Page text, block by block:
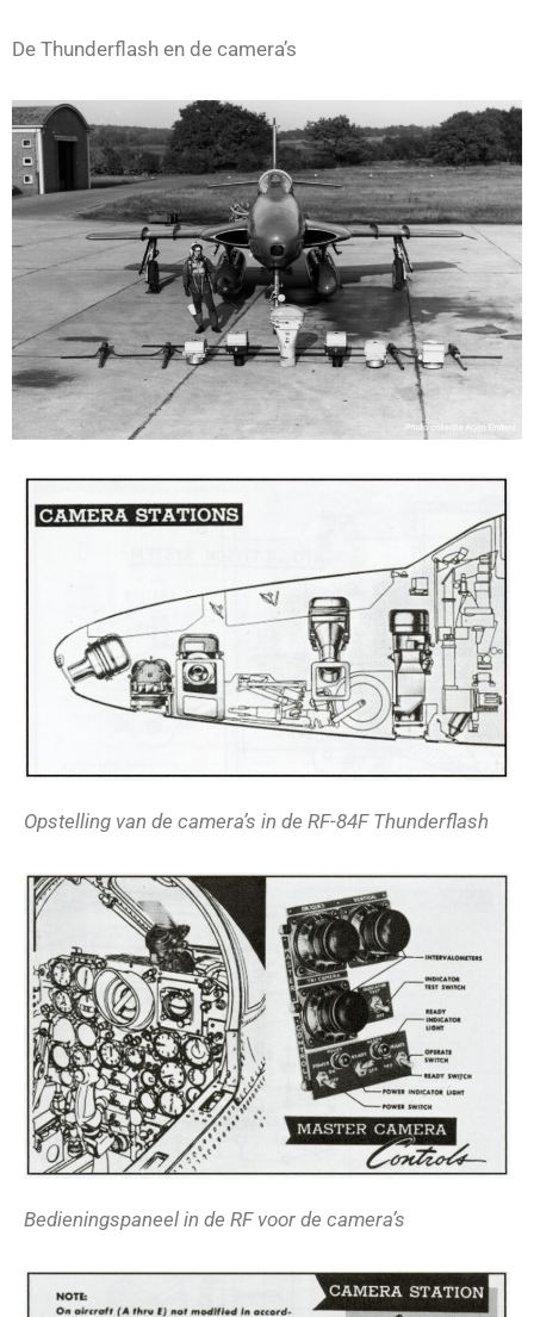
De Thunderflash en de camera’s
Opstelling van de camera’s in de RF-84F Thunderflash
Bedieningspaneel in de RF voor de camera’s